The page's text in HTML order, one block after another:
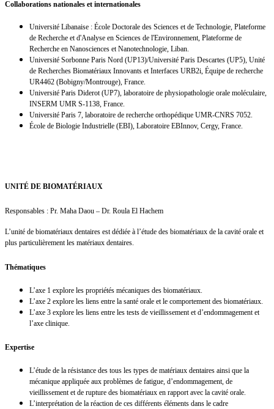
Collaborations nationales et internationales
Université Libanaise : École Doctorale des Sciences et de Technologie, Plateforme
de Recherche et d'Analyse en Sciences de l'Environnement, Plateforme de
Recherche en Nanosciences et Nanotechnologie, Liban.
Université Sorbonne Paris Nord (UP13)/Université Paris Descartes (UP5), Unité
de Recherches Biomatériaux Innovants et Interfaces URB2i, Équipe de recherche
UR4462 (Bobigny/Montrouge), France.
Université Paris Diderot (UP7), laboratoire de physiopathologie orale moléculaire,
INSERM UMR S-1138, France.
Université Paris 7, laboratoire de recherche orthopédique UMR-CNRS 7052.
École de Biologie Industrielle (EBI), Laboratoire EBInnov, Cergy, France.
UNITÉ DE BIOMATÉRIAUX
Responsables : Pr. Maha Daou – Dr. Roula El Hachem
L’unité de biomatériaux dentaires est dédiée à l’étude des biomatériaux de la cavité orale et
plus particulièrement les matériaux dentaires.
Thématiques
L’axe 1 explore les propriétés mécaniques des biomatériaux.
L’axe 2 explore les liens entre la santé orale et le comportement des biomatériaux.
L’axe 3 explore les liens entre les tests de vieillissement et d’endommagement et
l’axe clinique.
Expertise
L’étude de la résistance des tous les types de matériaux dentaires ainsi que la
mécanique appliquée aux problèmes de fatigue, d’endommagement, de
vieillissement et de rupture des biomatériaux en rapport avec la cavité orale.
L’interprétation de la réaction de ces différents éléments dans le cadre